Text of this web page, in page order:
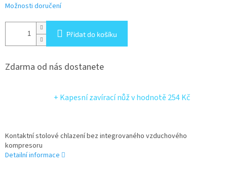
Možnosti doručení
Přidat do košíku
Zdarma od nás dostanete
+ Kapesní zavírací nůžv hodnotě 254 Kč
Kontaktní stolové chlazení bez integrovaného vzduchového
kompresoru
Detailní informace